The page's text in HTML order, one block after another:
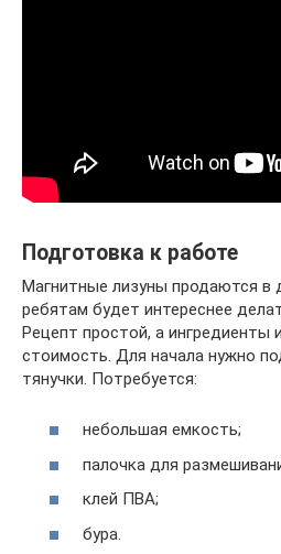
Подготовка к работе
Магнитные лизуны продаются в
ребятам будет интереснее
Рецепт простой, а
стоимость. Для начала нужно
тянучки. Потребуется:
небольшая емкость;
палочка для
клей ПВА;
бура.